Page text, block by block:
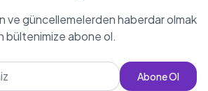
ve güncellemelerden haberdar olmak
bültenimize abone ol.
Abone Ol